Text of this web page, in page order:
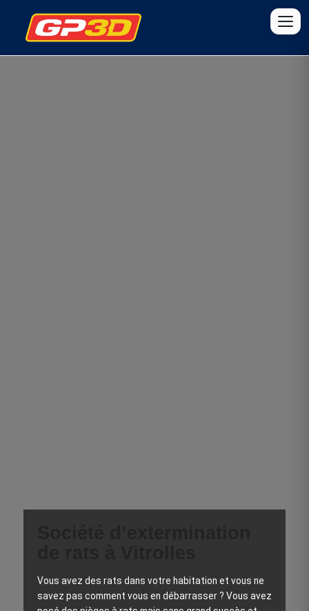
Vous avez des rats dans votre habitation et vous ne
savez pas comment vous en débarrasser ? Vous avez